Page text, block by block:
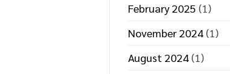
February 2025 (1)
November 2024(1)
August 2024(1)